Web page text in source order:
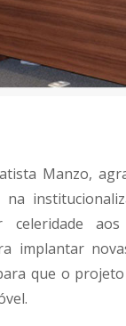
Manzo,
implantar
que o